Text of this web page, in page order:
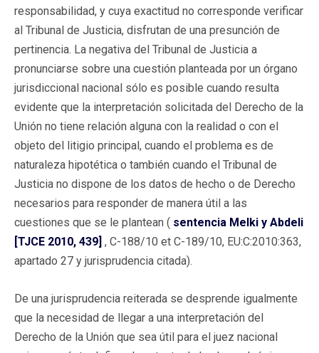
responsabilidad, y cuya exactitud no corresponde verificar
al Tribunal de Justicia, disfrutan de una presunción de
pertinencia. La negativa del Tribunal de Justicia a
pronunciarse sobre una cuestión planteada por un órgano
jurisdiccional nacional sólo es posible cuando resulta
evidente que la interpretación solicitada del Derecho de la
Unión no tiene relación alguna con la realidad o con el
objeto del litigio principal, cuando el problema es de
naturaleza hipotética o también cuando el Tribunal de
Justicia no dispone de los datos de hecho o de Derecho
necesarios para responder de manera útil a las
cuestiones que se le plantean ( sentencia Melki y Abdeli
[TJCE 2010, 439] , C-188/10 et C-189/10, EU:C:2010:363,
apartado 27 y jurisprudencia citada).
De una jurisprudencia reiterada se desprende igualmente
que la necesidad de llegar a una interpretación del
Derecho de la Unión que sea útil para el juez nacional